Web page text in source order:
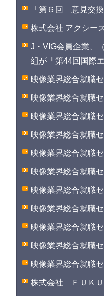
「第６回 意見交換
株式会社 アクシー
J・VIG会員企業、
組が「第44回国際
映像業界総合就職
映像業界総合就職
映像業界総合就職
映像業界総合就職
映像業界総合就職
映像業界総合就職
映像業界総合就職
映像業界総合就職
映像業界総合就職
映像業界総合就職
映像業界総合就職
株式会社 ＦＵＫＵ